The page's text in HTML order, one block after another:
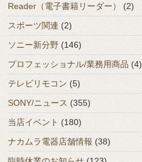
Reader（電子書籍リーダー）
(2)
スポーツ関連 (2)
ソニー新分野 (146)
プロフェッショナル/業務用商品 (4)
テレビリモコン (5)
SONY/ニュース (355)
当店イベント (180)
ナカムラ電器店舗情報(38)